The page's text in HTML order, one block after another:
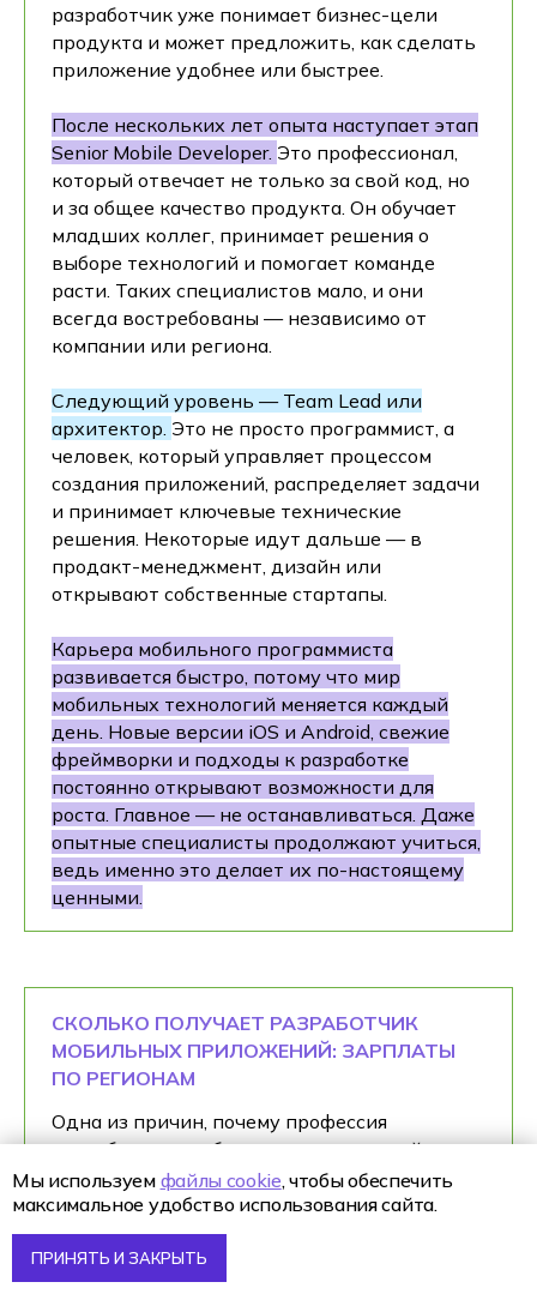
разработчик уже понимает бизнес-цели
продукта и может предложить, как сделать
приложение удобнее или быстрее.
После нескольких лет опыта наступает этап
Senior Mobile Developer. Это профессионал,
который отвечает не только за свой код, но
и за общее качество продукта. Он обучает
младших коллег, принимает решения о
выборе технологий и помогает команде
расти. Таких специалистов мало, и они
всегда востребованы — независимо от
компании или региона.
Следующий уровень — Team Lead или
архитектор. Это не просто программист, а
человек, который управляет процессом
создания приложений, распределяет задачи
и принимает ключевые технические
решения. Некоторые идут дальше — в
продакт-менеджмент, дизайн или
открывают собственные стартапы.
Карьера мобильного программиста
развивается быстро, потому что мир
мобильных технологий меняется каждый
день. Новые версии iOS и Android, свежие
фреймворки и подходы к разработке
постоянно открывают возможности для
роста. Главное — не останавливаться. Даже
опытные специалисты продолжают учиться,
ведь именно это делает их по-настоящему
ценными.
СКОЛЬКО ПОЛУЧАЕТ РАЗРАБОТЧИК
МОБИЛЬНЫХ ПРИЛОЖЕНИЙ: ЗАРПЛАТЫ
ПО РЕГИОНАМ
Одна из причин, почему профессия
разработчика мобильных приложений так
популярна, — достойный доход даже на
старте. Но важно понимать, что зарплата
зависит от опыта, уровня специалиста и
региона, где он работает.
Мы используем файлы cookie, чтобы обеспечить
максимальное удобство использования сайта.
ПРИНЯТЬ И ЗАКРЫТЬ